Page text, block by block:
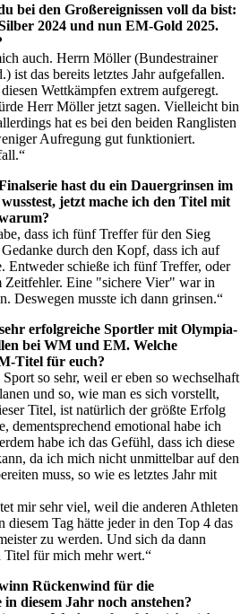
bei den Großereignissen voll da bist:
2024 und nun EM-Gold 2025.
auch. Herrn Möller (Bundestrainer
ist das bereits letztes Jahr aufgefallen.
Wettkämpfen extrem aufgeregt.
Herr Möller jetzt sagen. Vielleicht bin
hat es bei den beiden Ranglisten
Aufregung gut funktioniert.
hast du ein Dauergrinsen im
jetzt mache ich den Titel mit
dass ich fünf Treffer für den Sieg
durch den Kopf, dass ich auf
Entweder schieße ich fünf Treffer, oder
Zeitfehler. Eine "sichere Vier" war in
Deswegen musste ich dann grinsen.“
erfolgreiche Sportler mit Olympia-
bei WM und EM. Welche
Titel für euch?
so sehr, weil er eben so wechselhaft
und so, wie man es sich vorstellt,
Titel, ist natürlich der größte Erfolg
dementsprechend emotional habe ich
habe ich das Gefühl, dass ich diese
da ich mich nicht unmittelbar auf den
muss, so wie es letztes Jahr mit
mir sehr viel, weil die anderen Athleten
Tag hätte jeder in den Top 4 das
zu werden. Und sich da dann
Titel für mich mehr wert.“
Rückenwind für die
diesem Jahr noch anstehen?